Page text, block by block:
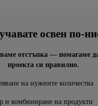
освен по-
отстъпка — помагаме
проекта си правилно.
на нужните количества
комбиниране на продукти